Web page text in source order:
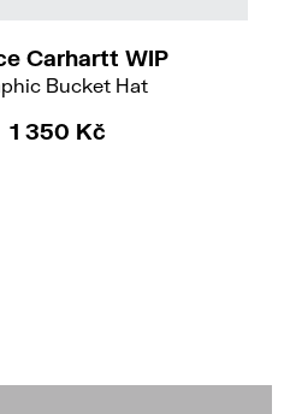
Carhartt WIP
Bucket Hat
1 350 Kč